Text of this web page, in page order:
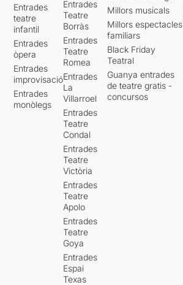
Entrades
teatre
infantil
Entrades
òpera
Entrades
improvisació
Entrades
monòlegs
Entrades
Teatre
Borràs
Entrades
Teatre
Romea
Entrades
La
Villarroel
Entrades
Teatre
Condal
Entrades
Teatre
Victòria
Entrades
Teatre
Apolo
Entrades
Teatre
Goya
Entrades
Espai
Texas
Millors musicals
Millors espectacles
familiars
Black Friday
Teatral
Guanya entrades
de teatre gratis -
concursos